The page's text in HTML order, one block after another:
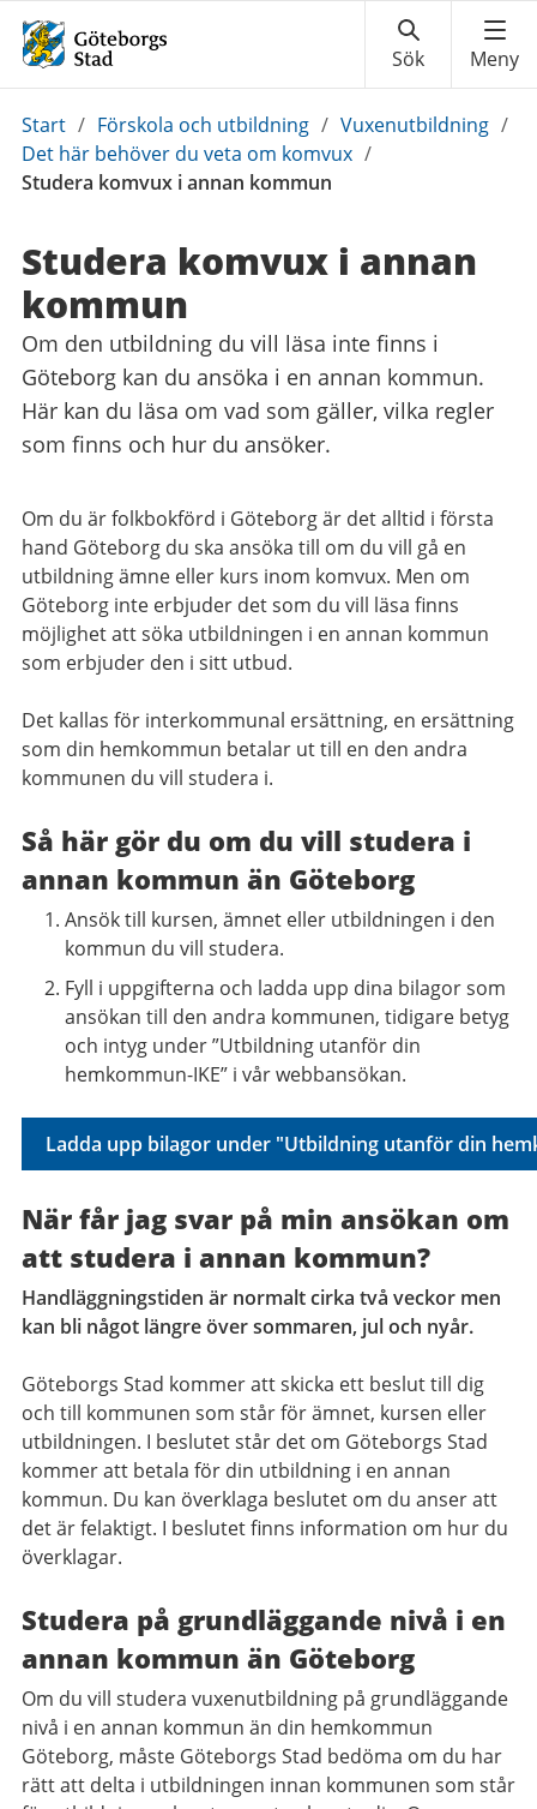
Du
är
här:
Start / Förskola och utbildning / Vuxenutbildning /
Det här behöver du veta om komvux /
Studera komvux i annan kommun
Studera komvux i annan
kommun
Om den utbildning du vill läsa inte finns i
Göteborg kan du ansöka i en annan kommun.
Här kan du läsa om vad som gäller, vilka regler
som finns och hur du ansöker.
Om du är folkbokförd i Göteborg är det alltid i första
hand Göteborg du ska ansöka till om du vill gå en
utbildning ämne eller kurs inom komvux. Men om
Göteborg inte erbjuder det som du vill läsa finns
möjlighet att söka utbildningen i en annan kommun
som erbjuder den i sitt utbud.
Det kallas för interkommunal ersättning, en ersättning
som din hemkommun betalar ut till en den andra
kommunen du vill studera i.
Så här gör du om du vill studera i
annan kommun än Göteborg
Ansök till kursen, ämnet eller utbildningen i den
kommun du vill studera.
Fyll i uppgifterna och ladda upp dina bilagor som
ansökan till den andra kommunen, tidigare betyg
och intyg under ”Utbildning utanför din
hemkommun-IKE” i vår webbansökan.
Ladda upp bilagor under "Utbildning utanför din
När får jag svar på min ansökan om
att studera i annan kommun?
Handläggningstiden är normalt cirka två veckor men
kan bli något längre över sommaren, jul och nyår.
Göteborgs Stad kommer att skicka ett beslut till dig
och till kommunen som står för ämnet, kursen eller
utbildningen. I beslutet står det om Göteborgs Stad
kommer att betala för din utbildning i en annan
kommun. Du kan överklaga beslutet om du anser att
det är felaktigt. I beslutet finns information om hur du
överklagar.
Studera på grundläggande nivå i en
annan kommun än Göteborg
Om du vill studera vuxenutbildning på grundläggande
nivå i en annan kommun än din hemkommun
Göteborg, måste Göteborgs Stad bedöma om du har
rätt att delta i utbildningen innan kommunen som står